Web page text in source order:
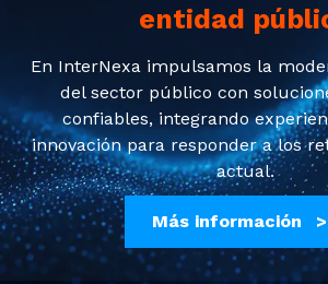
entidad
En InterNexa impulsamos la
del sector público con
confiables, integrando
innovación para responder a los
actual.
Más información